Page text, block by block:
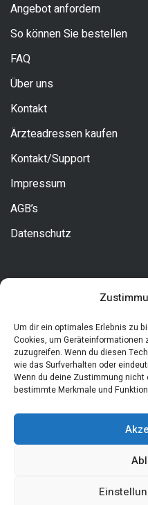
Um dir ein optimales Erlebnis zu
Cookies, um
zuzugreifen. Wenn du diesen
wie das Surfverhalten oder
Wenn du deine Zustimmung
bestimmte Merkmale und
Angebot anfordern
So können Sie bestellen
FAQ
Über uns
Kontakt
Ärzteadressen kaufen
Kontakt/Support
Impressum
AGB’s
Datenschutz
Allgemeine Fragen
Tel. 0631/34373180
info@arztadressen.de